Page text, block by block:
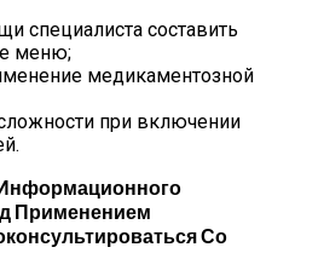
специалиста составить
меню;
медикаментозной
при включении
Применением
Со